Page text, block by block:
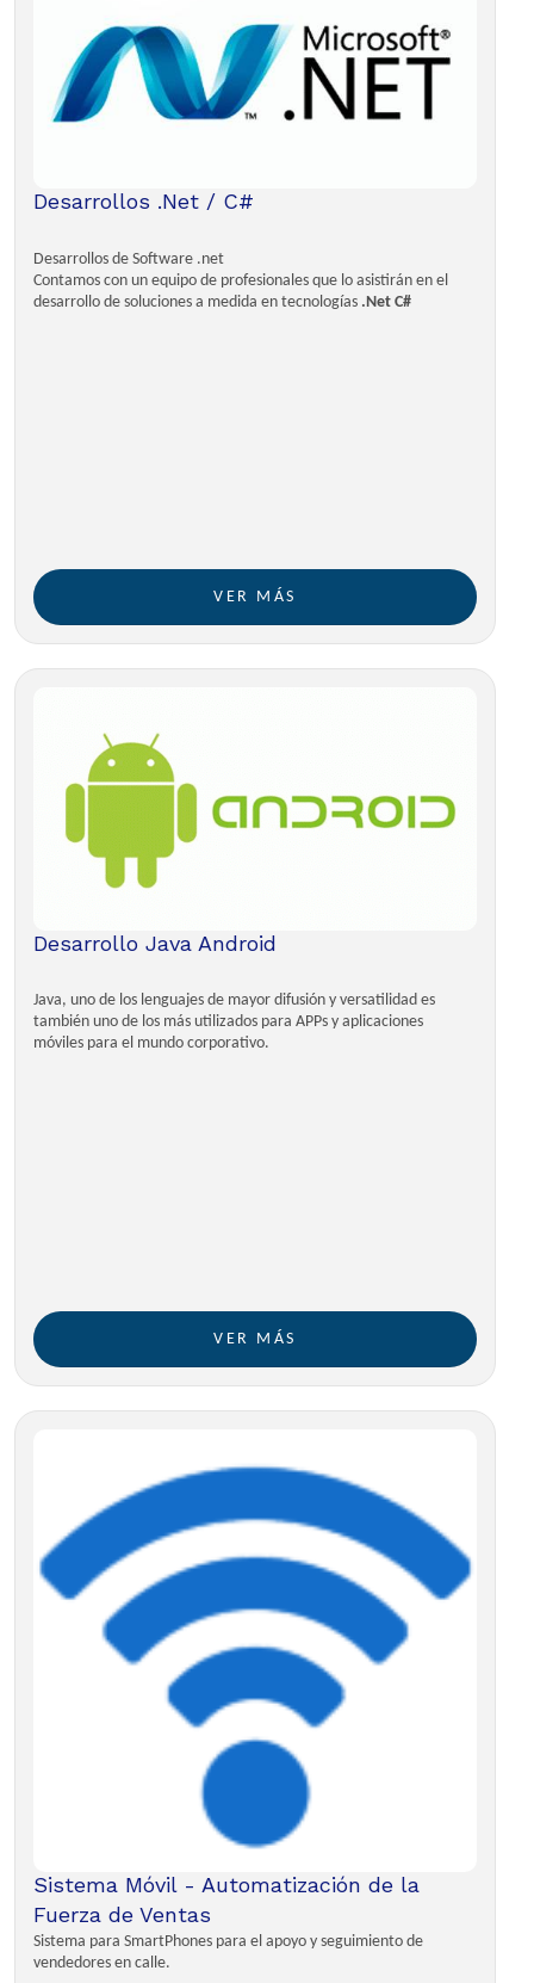
Desarrollos .Net / C#
Desarrollos de Software .net
Contamos con un equipo de profesionales que lo asistirán en el
desarrollo de soluciones a medida en tecnologías .Net C#
VER MÁS
Desarrollo Java Android
Java, uno de los lenguajes de mayor difusión y versatilidad es
también uno de los más utilizados para APPs y aplicaciones
móviles para el mundo corporativo.
VER MÁS
Sistema Móvil - Automatización de la
Fuerza de Ventas
Sistema para SmartPhones para el apoyo y seguimiento de
vendedores en calle.